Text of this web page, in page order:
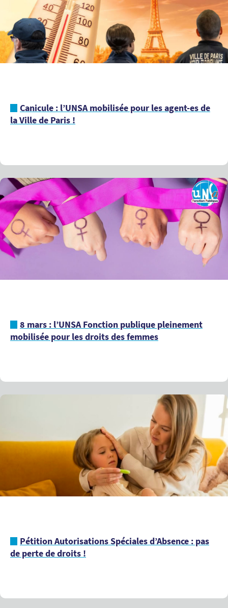
Canicule : l’UNSA mobilisée pour les agent-es de
la Ville de Paris !
8 mars : l’UNSA Fonction publique pleinement
mobilisée pour les droits des femmes
Pétition Autorisations Spéciales d’Absence : pas
de perte de droits !